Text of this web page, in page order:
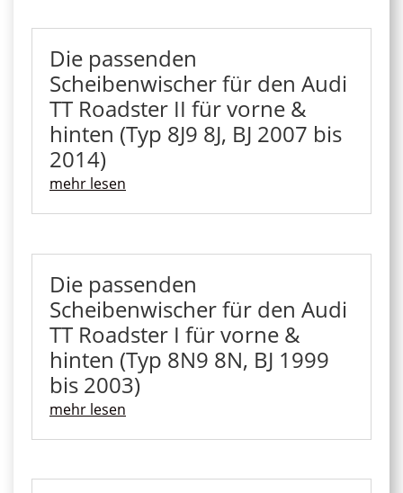
Die passenden
Scheibenwischer für den Audi
TT Roadster II für vorne &
hinten (Typ 8J9 8J, BJ 2007 bis
2014)
mehr lesen
Die passenden
Scheibenwischer für den Audi
TT Roadster I für vorne &
hinten (Typ 8N9 8N, BJ 1999
bis 2003)
mehr lesen